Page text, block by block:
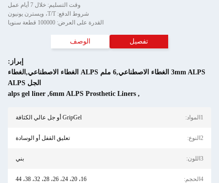
وقت التسليم: خلال 7 أيام عمل
شروط الدفع: T/T، ويسترن يونيون
القدرة على العرض: 100000 قطعة سنويا
تفصيل الوصف
إبراز:
3mm ALPS الغطاء الاصطناعي,6 ملم ALPS الغطاء الاصطناعي,الغطاء
الجل ALPS
,
6mm ALPS Prosthetic Liners
,
alps gel liner
1المواد: GripGel أو جل عالي الكثافة
2النوع: تعليق القفل أو الوسادة
3اللون: بني
4الحجم: 16، 20، 24، 26، 28، 32، 38، 44